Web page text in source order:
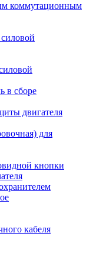
коммутационным
в сборе
двигателя
для
кнопки
кабеля